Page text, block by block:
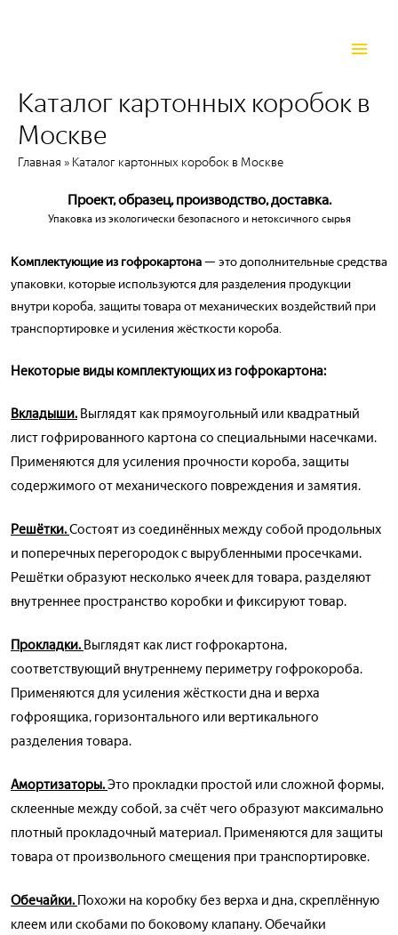
Каталог картонных коробок в
Москве
Главная » Каталог картонных коробок в Москве
Проект, образец, производство, доставка.
Упаковка из экологически безопасного и нетоксичного сырья
Комплектующие из гофрокартона— это дополнительные средства
упаковки, которые используются для разделения продукции
внутри короба, защиты товара от механических воздействий при
транспортировке и усиления жёсткости короба.
Некоторые виды комплектующих из гофрокартона:
Вкладыши. Выглядят как прямоугольный или квадратный
лист гофрированного картона со специальными насечками.
Применяются для усиления прочности короба, защиты
содержимого от механического повреждения и замятия.
Решётки.Состоят из соединённых между собой продольных
и поперечных перегородок с вырубленными просечками.
Решётки образуют несколько ячеек для товара, разделяют
внутреннее пространство коробки и фиксируют товар.
Прокладки. Выглядят как лист гофрокартона,
соответствующий внутреннему периметру гофрокороба.
Применяются для усиления жёсткости дна и верха
гофроящика, горизонтального или вертикального
разделения товара.
Амортизаторы.Это прокладки простой или сложной формы,
склеенные между собой, за счёт чего образуют максимально
плотный прокладочный материал. Применяются для защиты
товара от произвольного смещения при транспортировке.
Обечайки. Похожи на коробку без верха и дна, скреплённую
клеем или скобами по боковому клапану. Обечайки